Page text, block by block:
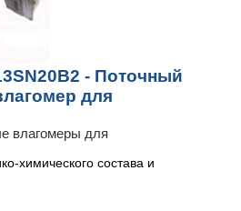
- Поточный
для
влагомеры для
химического состава и